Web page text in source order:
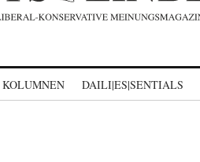
KOLUMNEN DAILI|ES|SENTIALS